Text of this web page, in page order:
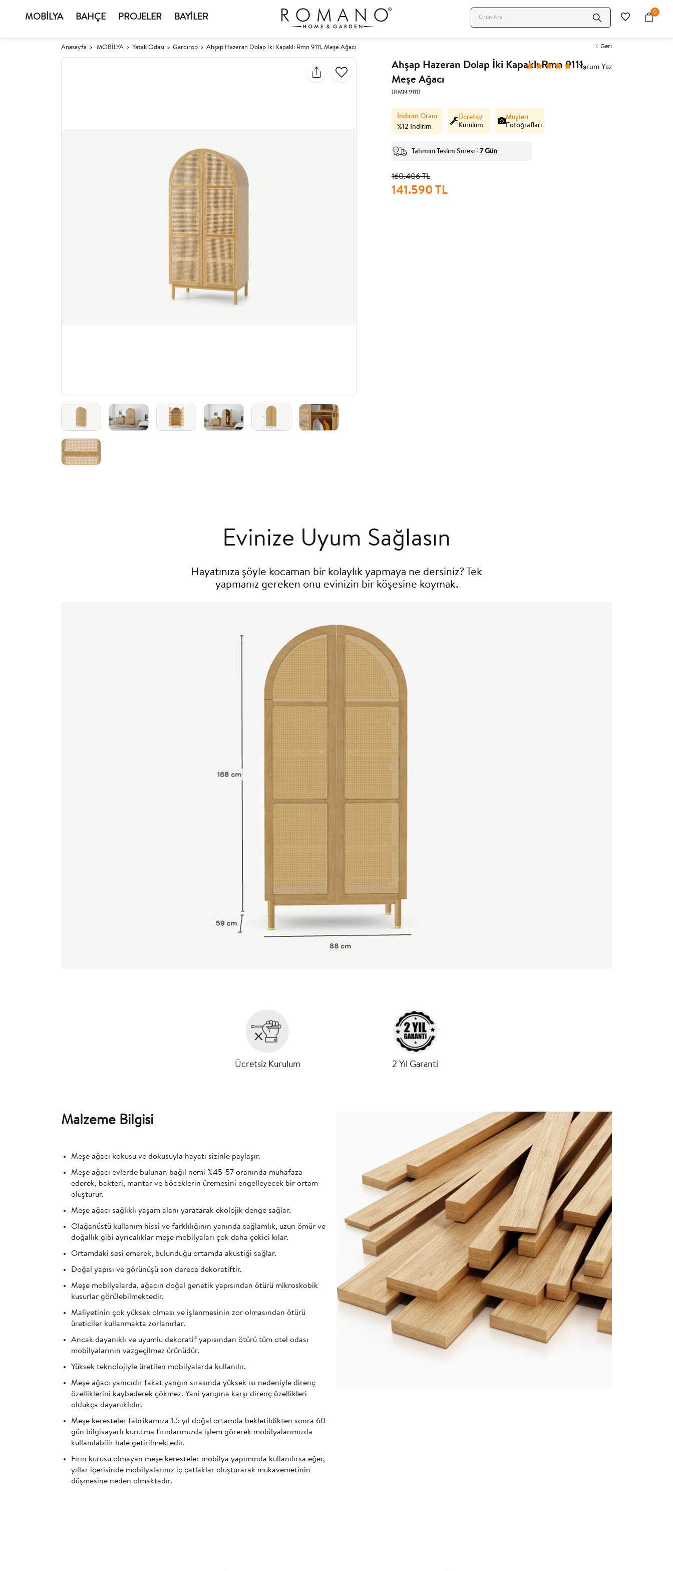
MOBİLYA BAHÇE PROJELER BAYİLER
0
Anasayfa MOBİLYA Yatak Odası Gardırop Ahşap Hazeran Dolap İki Kapaklı Rmn 9111, Meşe Ağacı Geri
Ahşap Hazeran Dolap İki Kapaklı Rmn 9111,
Meşe Ağacı
(RMN 9111)
İndirim Oranı
%12 İndirim
Ücretsiz
Kurulum
Müşteri
Fotoğrafları
Tahmini Teslim Süresi : 7 Gün
160.406 TL
141.590 TL
Yorum Yaz
Evinize Uyum Sağlasın
Hayatınıza şöyle kocaman bir kolaylık yapmaya ne dersiniz? Tek
yapmanız gereken onu evinizin bir köşesine koymak.
Ücretsiz Kurulum 2 Yıl Garanti
Malzeme Bilgisi
Meşe ağacı kokusu ve dokusuyla hayatı sizinle paylaşır.
Meşe ağacı evlerde bulunan bağıl nemi %45-57 oranında muhafaza
ederek, bakteri, mantar ve böceklerin üremesini engelleyecek bir ortam
oluşturur.
Meşe ağacı sağlıklı yaşam alanı yaratarak ekolojik denge sağlar.
Olağanüstü kullanım hissi ve farklılığının yanında sağlamlık, uzun ömür ve
doğallık gibi ayrıcalıklar meşe mobilyaları çok daha çekici kılar.
Ortamdaki sesi emerek, bulunduğu ortamda akustiği sağlar.
Doğal yapısı ve görünüşü son derece dekoratiftir.
Meşe mobilyalarda, ağacın doğal genetik yapısından ötürü mikroskobik
kusurlar görülebilmektedir.
Maliyetinin çok yüksek olması ve işlenmesinin zor olmasından ötürü
üreticiler kullanmakta zorlanırlar.
Ancak dayanıklı ve uyumlu dekoratif yapısından ötürü tüm otel odası
mobilyalarının vazgeçilmez ürünüdür.
Yüksek teknolojiyle üretilen mobilyalarda kullanılır.
Meşe ağacı yanıcıdır fakat yangın sırasında yüksek ısı nedeniyle direnç
özelliklerini kaybederek çökmez. Yani yangına karşı direnç özellikleri
oldukça dayanıklıdır.
Meşe keresteler fabrikamıza 1.5 yıl doğal ortamda bekletildikten sonra 60
gün bilgisayarlı kurutma fırınlarımızda işlem görerek mobilyalarımızda
kullanılabilir hale getirilmektedir.
Fırın kurusu olmayan meşe keresteler mobilya yapımında kullanılırsa eğer,
yıllar içerisinde mobilyalarınız iç çatlaklar oluşturarak mukavemetinin
düşmesine neden olmaktadır.